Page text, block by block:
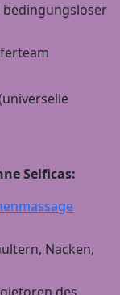
Selficas:
Nacken,